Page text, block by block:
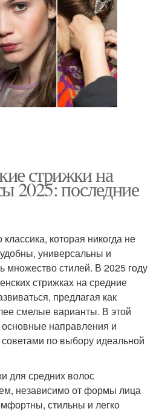
стрижки на
2025: последние
которая никогда не
универсальны и
множество стилей. В 2025 году
стрижках на средние
предлагая как
смелые варианты. В этой
направления и
по выбору идеальной
для средних волос
независимо от формы лица
стильны и легко